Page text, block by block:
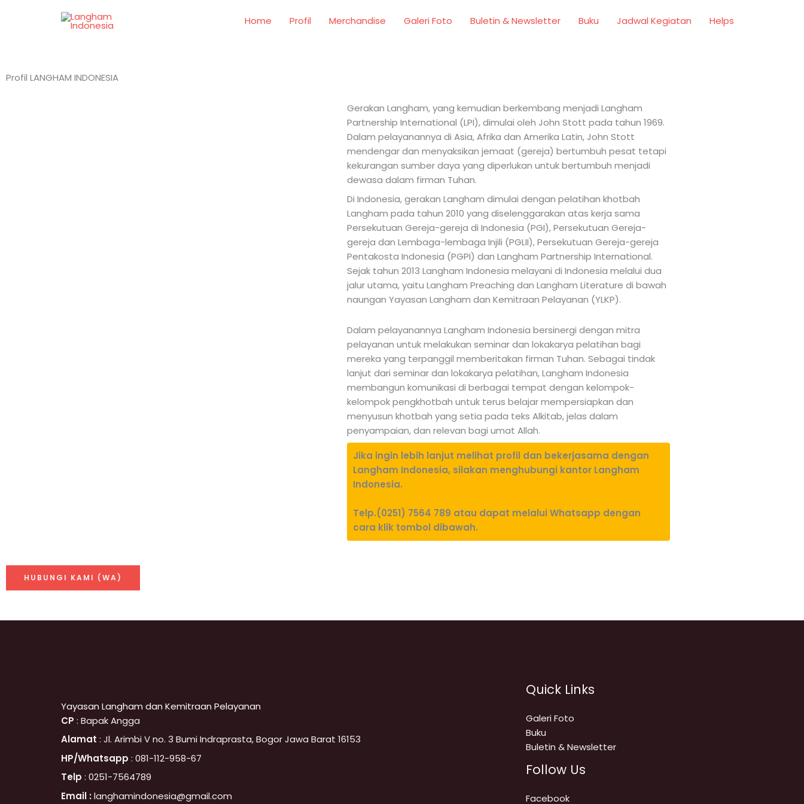
Home Profil Merchandise Galeri Foto Buletin & Newsletter Buku Jadwal Kegiatan Helps
Profil LANGHAM INDONESIA
Gerakan Langham, yang kemudian berkembang menjadi Langham
Partnership International (LPI), dimulai oleh John Stott pada tahun 1969.
Dalam pelayanannya di Asia, Afrika dan Amerika Latin, John Stott
mendengar dan menyaksikan jemaat (gereja) bertumbuh pesat tetapi
kekurangan sumber daya yang diperlukan untuk bertumbuh menjadi
dewasa dalam firman Tuhan.
Di Indonesia, gerakan Langham dimulai dengan pelatihan khotbah
Langham pada tahun 2010 yang diselenggarakan atas kerja sama
Persekutuan Gereja-gereja di Indonesia (PGI), Persekutuan Gereja-
gereja dan Lembaga-lembaga Injili (PGLII), Persekutuan Gereja-gereja
Pentakosta Indonesia (PGPI) dan Langham Partnership International.
Sejak tahun 2013 Langham Indonesia melayani di Indonesia melalui dua
jalur utama, yaitu Langham Preaching dan Langham Literature di bawah
naungan Yayasan Langham dan Kemitraan Pelayanan (YLKP).
Dalam pelayanannya Langham Indonesia bersinergi dengan mitra
pelayanan untuk melakukan seminar dan lokakarya pelatihan bagi
mereka yang terpanggil memberitakan firman Tuhan. Sebagai tindak
lanjut dari seminar dan lokakarya pelatihan, Langham Indonesia
membangun komunikasi di berbagai tempat dengan kelompok-
kelompok pengkhotbah untuk terus belajar mempersiapkan dan
menyusun khotbah yang setia pada teks Alkitab, jelas dalam
penyampaian, dan relevan bagi umat Allah.
Jika ingin lebih lanjut melihat profil dan bekerjasama dengan
Langham Indonesia, silakan menghubungi kantor Langham
Indonesia.
Telp.(0251) 7564 789 atau dapat melalui Whatsapp dengan
cara klik tombol dibawah.
HUBUNGI KAMI (WA)
Yayasan Langham dan Kemitraan Pelayanan
CP : Bapak Angga
Alamat : Jl. Arimbi V no. 3 Bumi Indraprasta, Bogor Jawa Barat 16153
HP/Whatsapp : 081-112-958-67
Telp : 0251-7564789
Email : langhamindonesia@gmail.com
Quick Links
Galeri Foto
Buku
Buletin & Newsletter
Follow Us
Facebook